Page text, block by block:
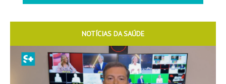
NOTÍCIAS DA SAÚDE